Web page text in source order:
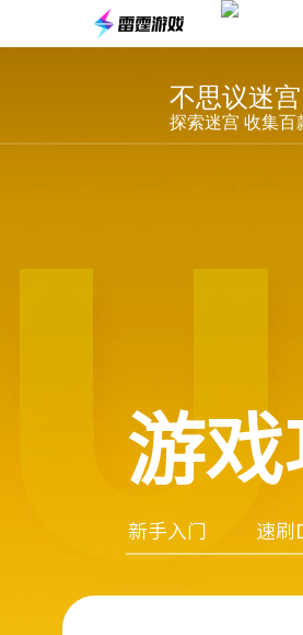
不思议迷宫
探索迷宫 收集百
游
新手入门 速刷